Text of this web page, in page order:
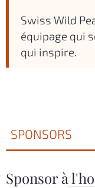
Swiss Wild
équipage qui
qui inspire.
SPONSORS
Sponsor à